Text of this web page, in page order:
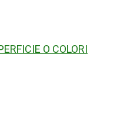
O COLORI